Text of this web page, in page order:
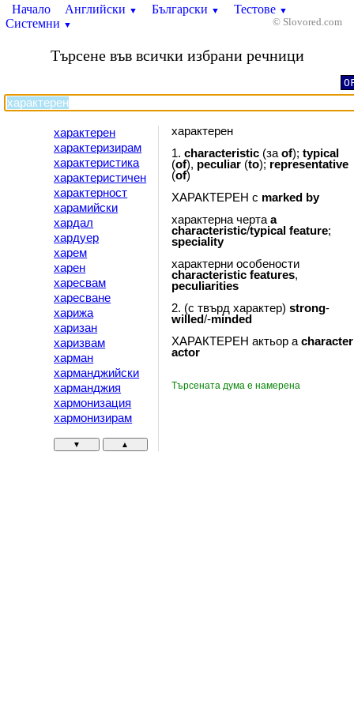
Начало Английски ▼ Български ▼ Тестове ▼
Системни ▼ © Slovored.com
Търсене във всички избрани речници
характерен
характеризирам
характеристика
характеристичен
характерност
харамийски
хардал
хардуер
харем
харен
харесвам
харесване
харижа
харизан
харизвам
харман
харманджийски
харманджия
хармонизация
хармонизирам
▼ ▲
характерен
1.characteristic (заof);typical
(of), peculiar (to); representative
(of)
ХАРАКТЕРЕН с marked by
характерна чертаa
characteristic/typical feature;
speciality
характерни особености
characteristic features,
peculiarities
2. (с твърд характер)strong-
willed/-minded
ХАРАКТЕРЕН актьор аcharacter
actor
Търсената дума е намерена